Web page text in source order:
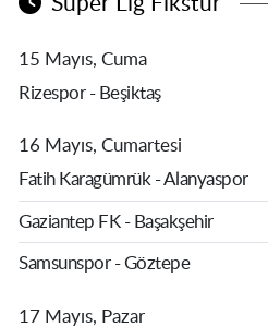
15 Mayıs, Cuma
Rizespor - Beşiktaş
16 Mayıs, Cumartesi
Fatih Karagümrük - Alanyaspor
Gaziantep FK - Başakşehir
Samsunspor - Göztepe
17 Mayıs, Pazar